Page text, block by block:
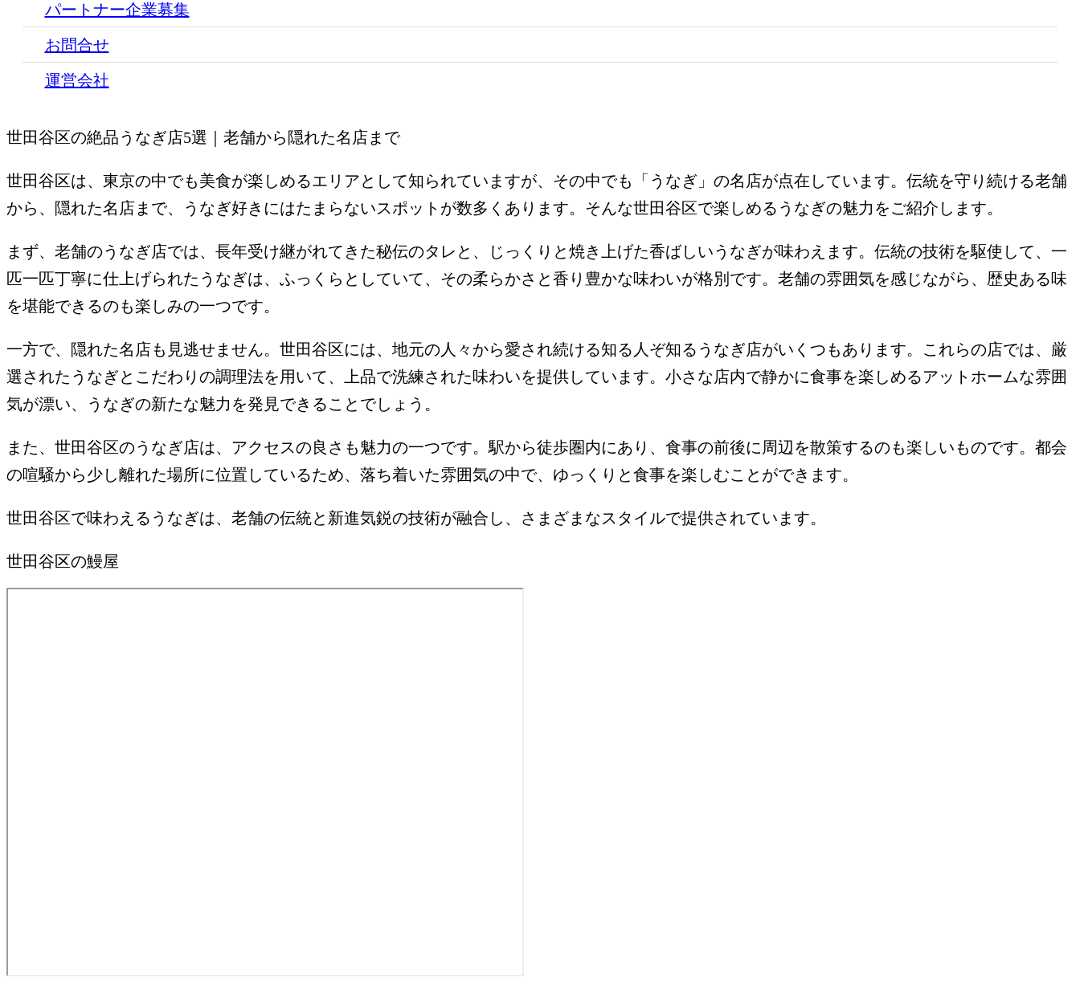
パートナー企業募集
お問合せ
運営会社
世田谷区の絶品うなぎ店5選｜老舗から隠れた名店まで
世田谷区は、東京の中でも美食が楽しめるエリアとして知られていますが、その中でも「うなぎ」の名店が点在しています。伝統を守り続ける老舗
から、隠れた名店まで、うなぎ好きにはたまらないスポットが数多くあります。そんな世田谷区で楽しめるうなぎの魅力をご紹介します。
まず、老舗のうなぎ店では、長年受け継がれてきた秘伝のタレと、じっくりと焼き上げた香ばしいうなぎが味わえます。伝統の技術を駆使して、一
匹一匹丁寧に仕上げられたうなぎは、ふっくらとしていて、その柔らかさと香り豊かな味わいが格別です。老舗の雰囲気を感じながら、歴史ある味
を堪能できるのも楽しみの一つです。
一方で、隠れた名店も見逃せません。世田谷区には、地元の人々から愛され続ける知る人ぞ知るうなぎ店がいくつもあります。これらの店では、厳
選されたうなぎとこだわりの調理法を用いて、上品で洗練された味わいを提供しています。小さな店内で静かに食事を楽しめるアットホームな雰囲
気が漂い、うなぎの新たな魅力を発見できることでしょう。
また、世田谷区のうなぎ店は、アクセスの良さも魅力の一つです。駅から徒歩圏内にあり、食事の前後に周辺を散策するのも楽しいものです。都会
の喧騒から少し離れた場所に位置しているため、落ち着いた雰囲気の中で、ゆっくりと食事を楽しむことができます。
世田谷区で味わえるうなぎは、老舗の伝統と新進気鋭の技術が融合し、さまざまなスタイルで提供されています。
世田谷区の鰻屋